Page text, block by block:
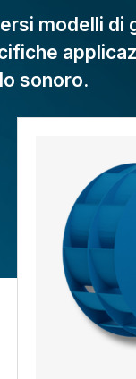
modelli di
sonoro.